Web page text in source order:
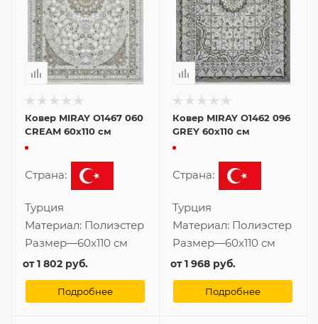
Ковер MIRAY O1467 060
CREAM 60x110 см
Страна:
Турция
Материал: Полиэстер
Размер—60x110 см
от1 802 руб.
Подробнее
Ковер MIRAY O1462 096
GREY 60x110 см
Страна:
Турция
Материал: Полиэстер
Размер—60x110 см
от1 968 руб.
Подробнее